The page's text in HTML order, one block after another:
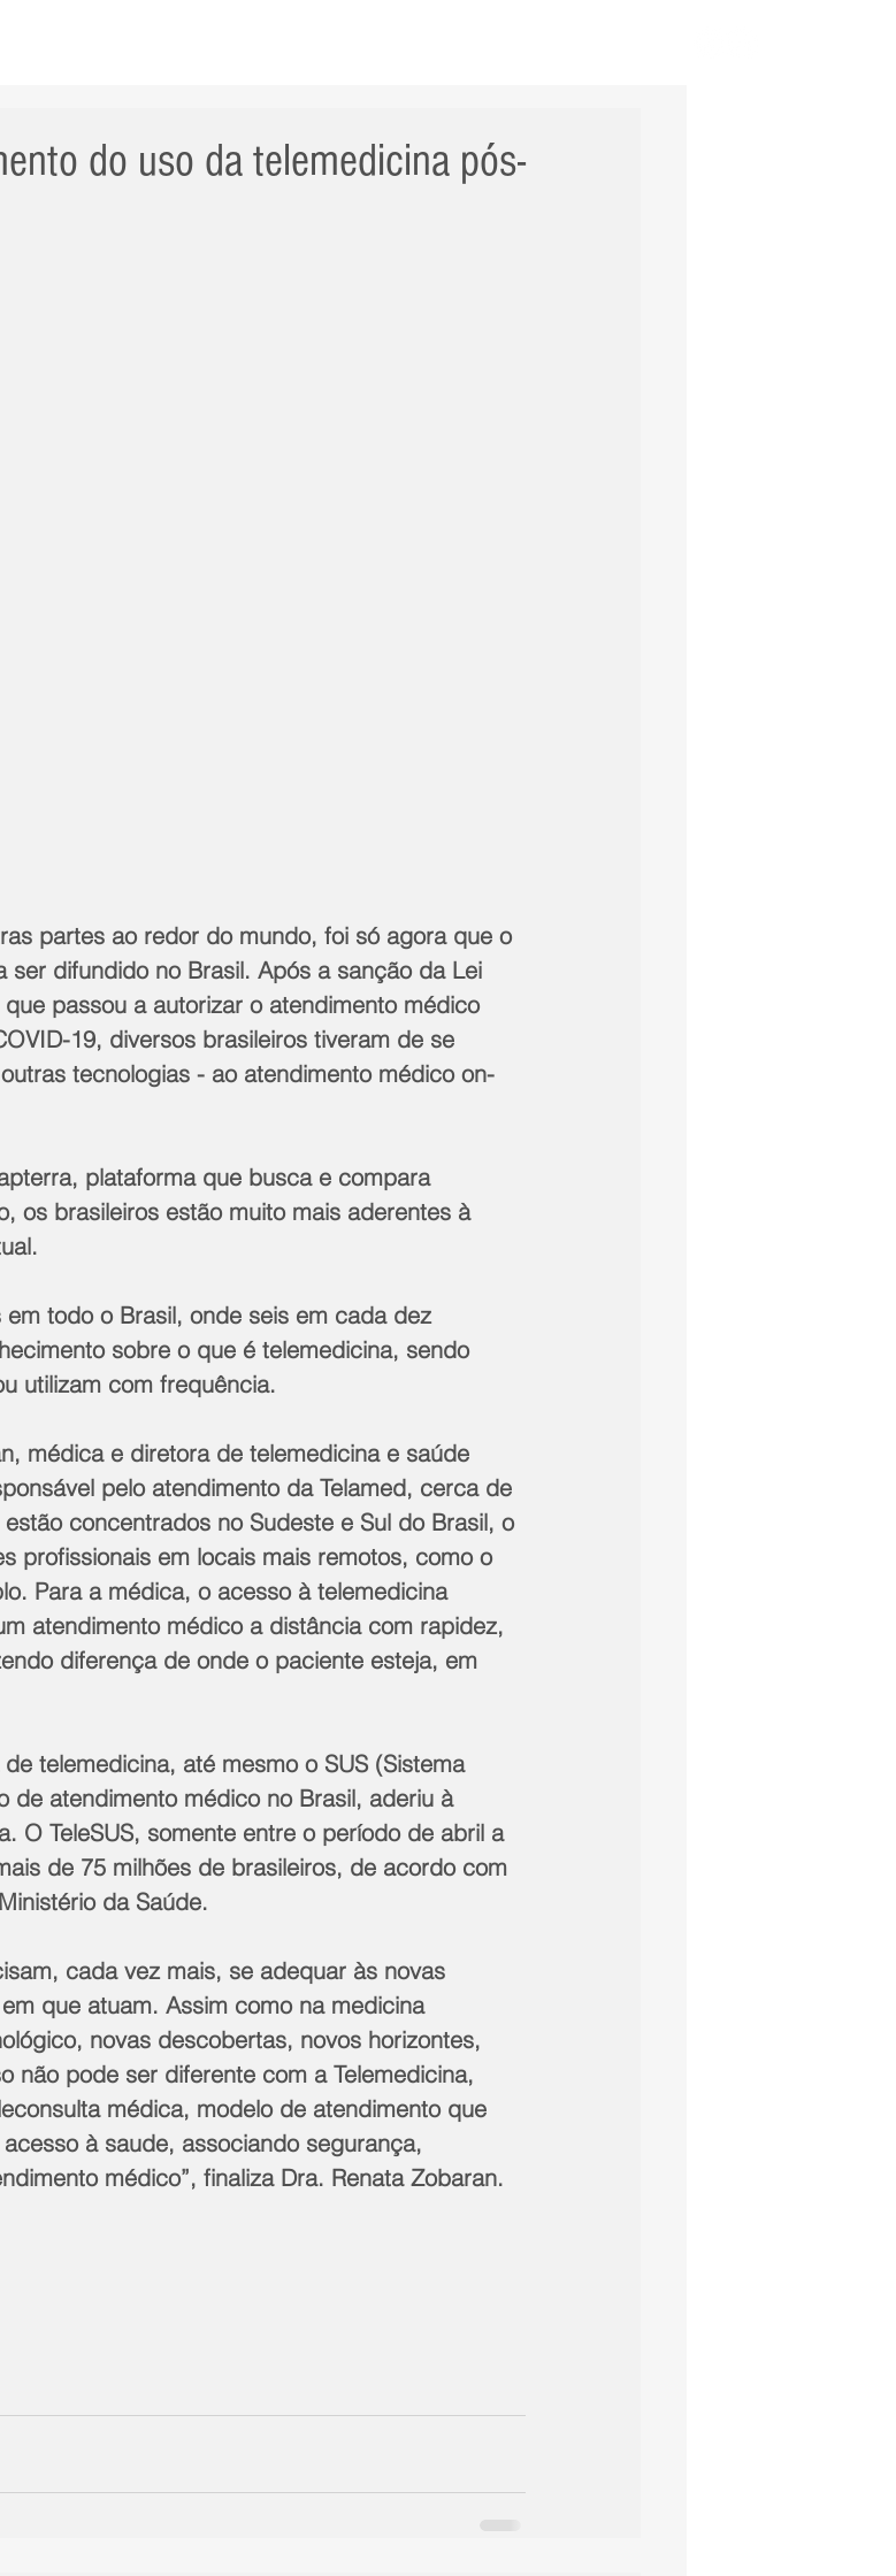
do uso da telemedicina pós-
partes ao redor do mundo, foi só agora que o
ser difundido no Brasil. Após a sanção da Lei
passou a autorizar o atendimento médico
19, diversos brasileiros tiveram de se
tecnologias - ao atendimento médico on-
plataforma que busca e compara
os brasileiros estão muito mais aderentes à
todo o Brasil, onde seis em cada dez
sobre o que é telemedicina, sendo
utilizam com frequência.
médica e diretora de telemedicina e saúde
pelo atendimento da Telamed, cerca de
concentrados no Sudeste e Sul do Brasil, o
profissionais em locais mais remotos, como o
Para a médica, o acesso à telemedicina
atendimento médico a distância com rapidez,
diferença de onde o paciente esteja, em
telemedicina, até mesmo o SUS (Sistema
de atendimento médico no Brasil, aderiu à
O TeleSUS, somente entre o período de abril a
de 75 milhões de brasileiros, de acordo com
da Saúde.
cada vez mais, se adequar às novas
que atuam. Assim como na medicina
novas descobertas, novos horizontes,
não pode ser diferente com a Telemedicina,
médica, modelo de atendimento que
à saude, associando segurança,
médico”, finaliza Dra. Renata Zobaran.